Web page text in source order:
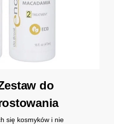
do
się kosmyków i nie